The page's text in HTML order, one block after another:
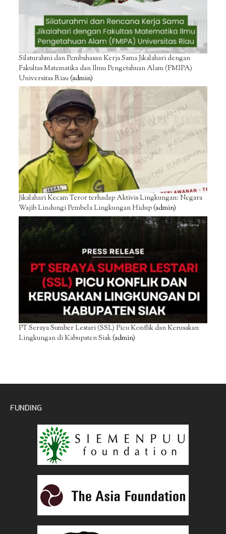
Silaturahmi dan Pembahasan Kerja Sama Jikalahari dengan
Fakultas Matematika dan Ilmu Pengetahuan Alam (FMIPA)
Universitas Riau(admin)
Jikalahari Kecam Teror terhadap Aktivis Lingkungan: Negara
Wajib Lindungi Pembela Lingkungan Hidup(admin)
PT Seraya Sumber Lestari (SSL) Picu Konflik dan Kerusakan
Lingkungan di Kabupaten Siak(admin)
FUNDING